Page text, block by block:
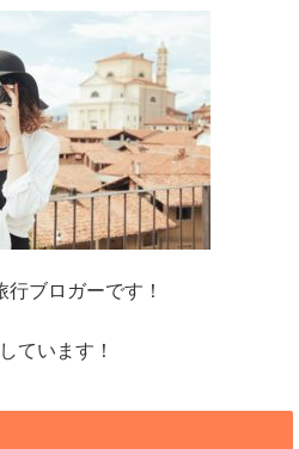
ブロガーです！
ています！